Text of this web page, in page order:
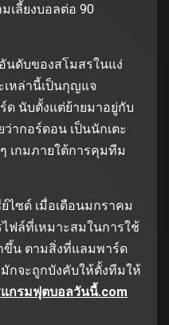
เลี้ยงบอลต่อ 90
นดับของสโมสรในแง่
หล่านี้เป็นกุญแจ
นับตั้งแต่ย้ายมาอยู่กับ
ากอร์ดอน เป็นนักเตะ
เกมภายใต้การคุมทีม
ไซด์ เมื่อเดือนมกราคม
ฟล์ที่เหมาะสมในการใช้
ขึ้น ตามสิ่งที่แลมพาร์ด
กจะถูกบังคับให้ตั้งทีมให้
กรมฟุตบอลวันนี้.com